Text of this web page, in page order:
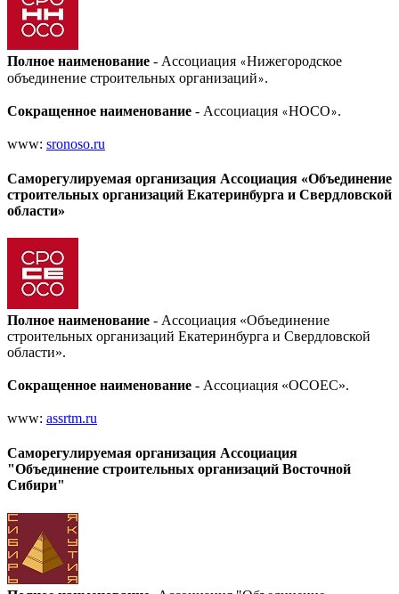
Полное наименование - Ассоциация «Нижегородское
объединение строительных организаций».
Сокращенное наименование - Ассоциация «НОСО».
www: sronoso.ru
Саморегулируемая организация Ассоциация «Объединение
строительных организаций Екатеринбурга и Свердловской
области»
Полное наименование - Ассоциация «Объединение
строительных организаций Екатеринбурга и Свердловской
области».
Сокращенное наименование - Ассоциация «ОСОЕС».
www: assrtm.ru
Саморегулируемая организация Ассоциация
"Объединение строительных организаций Восточной
Сибири"